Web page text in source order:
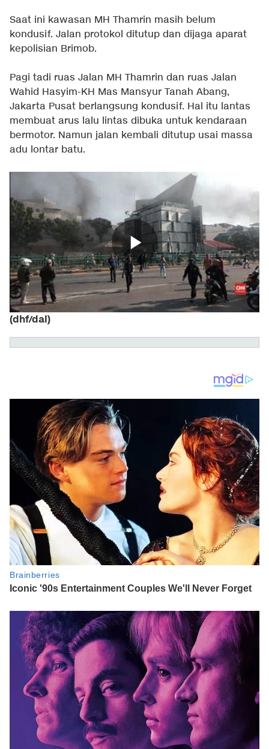
Saat ini kawasan MH Thamrin masih belum
kondusif. Jalan protokol ditutup dan dijaga aparat
kepolisian Brimob.
Pagi tadi ruas Jalan MH Thamrin dan ruas Jalan
Wahid Hasyim-KH Mas Mansyur Tanah Abang,
Jakarta Pusat berlangsung kondusif. Hal itu lantas
membuat arus lalu lintas dibuka untuk kendaraan
bermotor. Namun jalan kembali ditutup usai massa
adu lontar batu.
(dhf/dal)